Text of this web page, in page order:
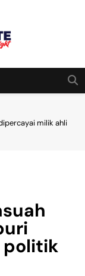
milik ahli
politik